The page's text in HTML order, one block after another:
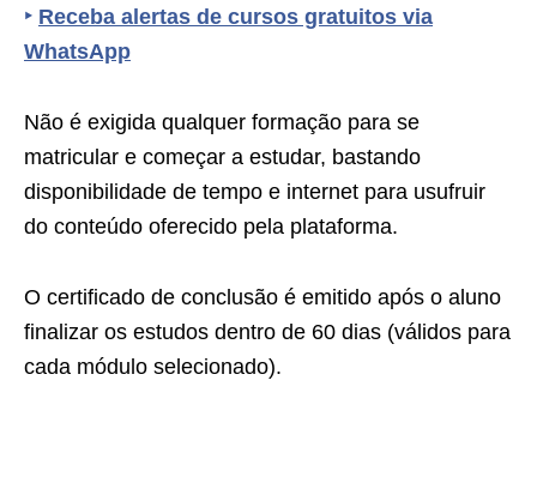
‣ Receba alertas de cursos gratuitos via
WhatsApp
Não é exigida qualquer formação para se
matricular e começar a estudar, bastando
disponibilidade de tempo e internet para usufruir
do conteúdo oferecido pela plataforma.
O certificado de conclusão é emitido após o aluno
finalizar os estudos dentro de 60 dias (válidos para
cada módulo selecionado).